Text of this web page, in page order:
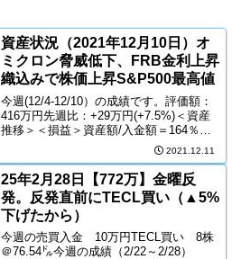
資産状況（2021年12月10日）オ
ミクロン脅威低下、FRB金利上昇
織込みで株価上昇S&P500最高値
今週(12/4-12/10）の成績です。評価額：
416万円先週比：+29万円(+7.5%)＜資産
推移＞＜損益＞資産額/入金額＝164％＜
配当推移＞＜ポートフォリオ＞＜現金比
率＞米国株・日本株の推移＜S&P500＞
先週比：+2.8％＜NSAD...
2021.12.11
25年2月28日【772万】金曜反
発。反発直前にTECL買い（▲5%
下げたから）
今週の売買入金 10万円TECL買い 8株
＠76.54㌦今週の成績（2/22～2/28）